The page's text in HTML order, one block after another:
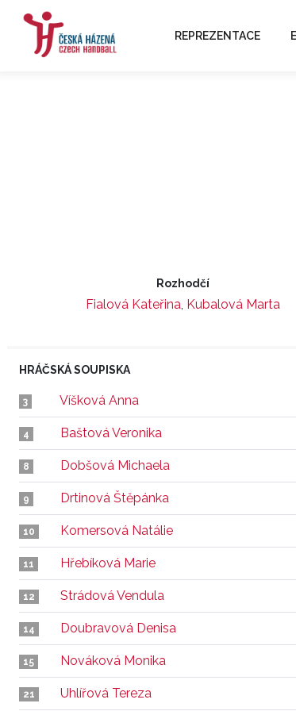
REPREZENTACE
Rozhodčí
Fialová Kateřina, Kubalová Marta
HRÁČSKÁ SOUPISKA
3 Víšková Anna
4 Baštová Veronika
8 Dobšová Michaela
9 Drtinová Štěpánka
10 Komersová Natálie
11 Hřebíková Marie
12 Strádová Vendula
14 Doubravová Denisa
15 Nováková Monika
21 Uhlířová Tereza